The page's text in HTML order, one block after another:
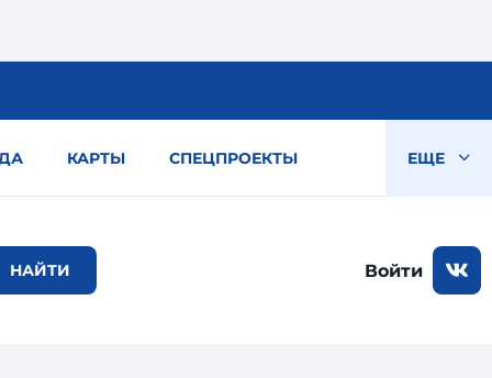
КАРТЫ СПЕЦПРОЕКТЫ ЕЩЕ
Войти